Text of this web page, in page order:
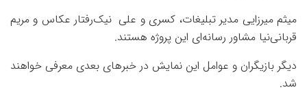
میثم میرزایی مدیر تبلیغات، کسری و علی نیک‌رفتار عکاس و مریم
قربانی‌نیا مشاور رسانه‌ای این پروژه هستند.
دیگر بازیگران و عوامل این نمایش در خبرهای بعدی معرفی خواهند
شد.